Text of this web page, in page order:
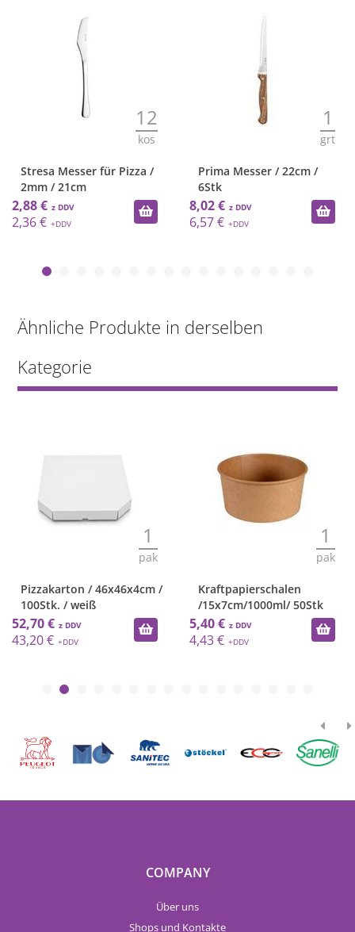
12
kos
Stresa Messer für Pizza /
2mm / 21cm
2,88 €
2,36 €
1
grt
Prima Messer / 22cm /
6Stk
8,02 €
6,57 €
Ähnliche Produkte in derselben
Kategorie
1
pak
Pizzakarton / 46x46x4cm /
100Stk. / weiß
52,70 €
43,20 €
1
pak
Kraftpapierschalen
/15x7cm/1000ml/ 50Stk
5,40 €
4,43 €
COMPANY
Über uns
Shops und Kontakte